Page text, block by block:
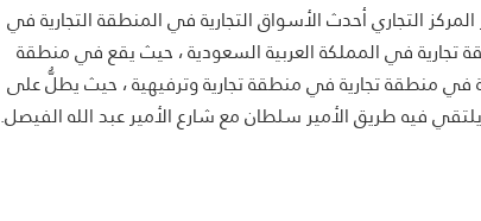
المركز التجاري أحدث الأسواق التجارية في المنطقة التجارية في
تجارية في المملكة العربية السعودية ، حيث يقع في منطقة
في منطقة تجارية في منطقة تجارية وترفيهية ، حيث يطلُّ على
فيه طريق الأمير سلطان مع شارع الأمير عبد الله الفيصل.